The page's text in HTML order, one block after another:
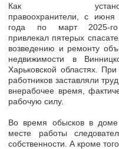
Как
правоохранители, с июня
года по март 2025-
привлекал пятерых
возведению и ремонту
недвижимости в
Харьковской областях.
работников заставляли
внерабочее время,
рабочую силу.
Во время обысков в
месте работы
собственности. А кроме